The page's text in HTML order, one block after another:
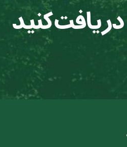
کنید